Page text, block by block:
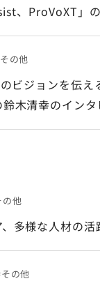
、ProVoXT」
その他
ビジョンを伝え
木清幸のインタ
の他
多様な人材の
その他